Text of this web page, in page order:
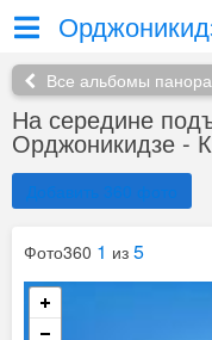
Все альбомы
На середине
Орджоникидзе -
Добавить 360 фото
Фото360 1 из 5